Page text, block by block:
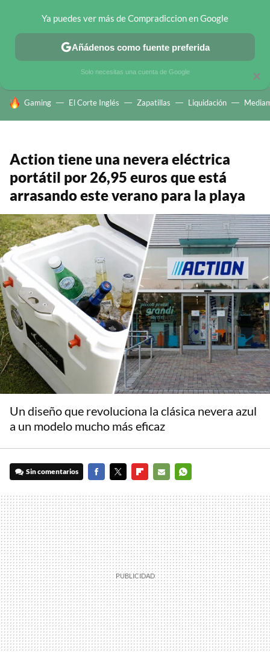
CHOLLOS TELEGRAM OFERTAS EN MÓVILES OFERTAS EN
HOY SE HABLA DE
Gaming El Corte Inglés Zapatillas Liquidación
Action tiene una nevera eléctrica
portátil por 26,95 euros que está
arrasando este verano para la playa
Un diseño que revoluciona la clásica nevera azul
a un modelo mucho más eficaz
Sin comentarios
MAIL
×
Ya puedes ver más de Compradiccion en Google
Añádenos como fuente preferida
Solo necesitas una cuenta de Google